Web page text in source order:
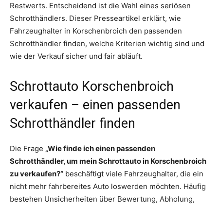
Restwerts. Entscheidend ist die Wahl eines seriösen
Schrotthändlers. Dieser Presseartikel erklärt, wie
Fahrzeughalter in Korschenbroich den passenden
Schrotthändler finden, welche Kriterien wichtig sind und
wie der Verkauf sicher und fair abläuft.
Schrottauto Korschenbroich
verkaufen – einen passenden
Schrotthändler finden
Die Frage „Wie finde ich einen passenden
Schrotthändler, um mein Schrottauto in Korschenbroich
zu verkaufen?“ beschäftigt viele Fahrzeughalter, die ein
nicht mehr fahrbereites Auto loswerden möchten. Häufig
bestehen Unsicherheiten über Bewertung, Abholung,